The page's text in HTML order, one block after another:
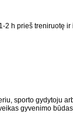
h prieš treniruotę
sporto gydytoju
gyvenimo